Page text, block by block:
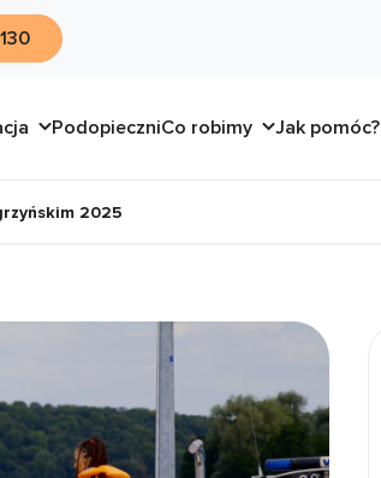
PodopieczniCo robimy Jak pomóc?
2025